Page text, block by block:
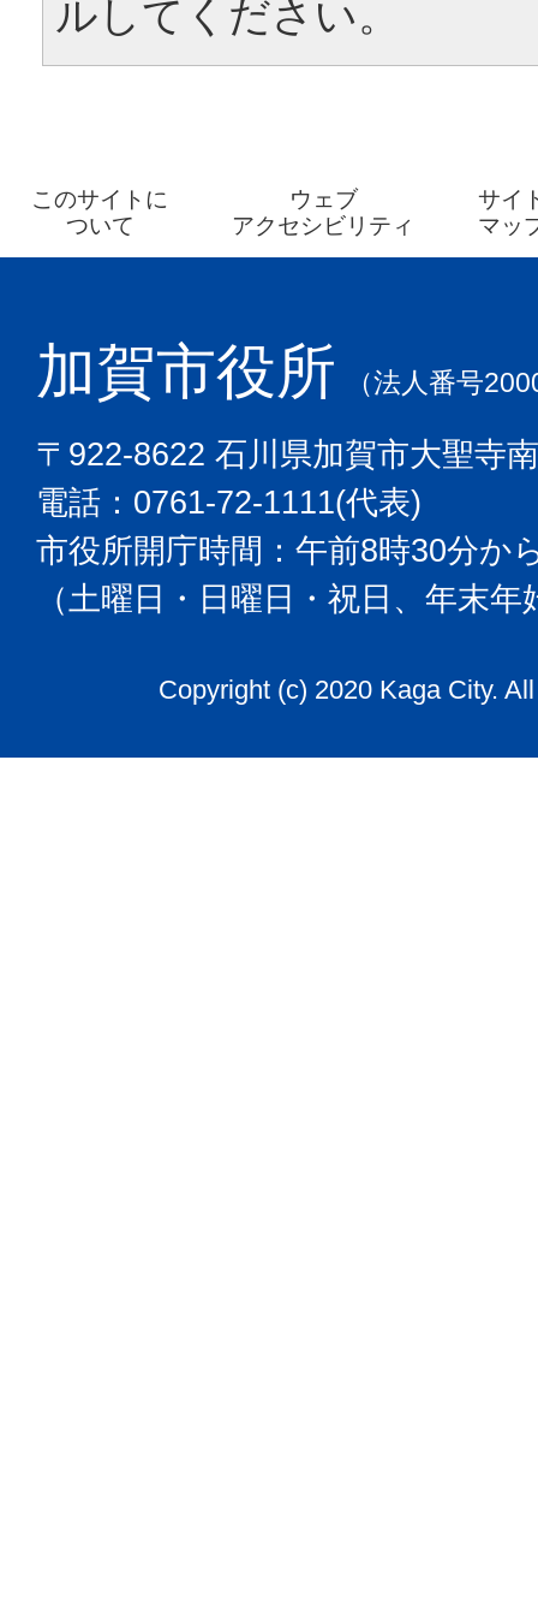
ルしてください。
このサイトに
ついて
ウェブ
アクセシビリティ
サイ
マッ
加賀市役所 （法人番号
〒922-8622 石川県加賀市大聖寺
電話：0761-72-1111(代表)
市役所開庁時間：午前8時30分か
（土曜日・日曜日・祝日、年末
Copyright (c) 2020 Kaga City.